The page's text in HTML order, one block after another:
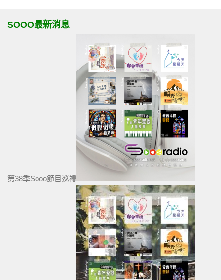
SOOO最新消息
第38季Sooo節目巡禮